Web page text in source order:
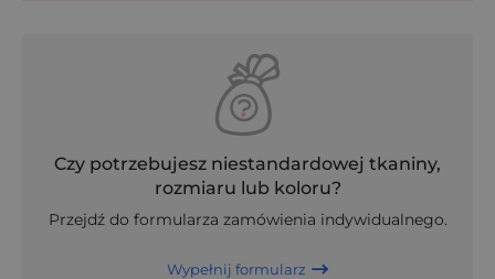
Czy potrzebujesz niestandardowej tkaniny,
rozmiaru lub koloru?
Przejdź do formularza zamówienia indywidualnego.
Wypełnij formularz